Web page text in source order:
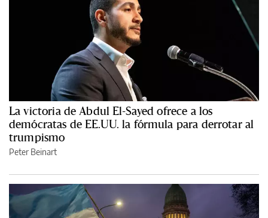
La victoria de Abdul El-Sayed ofrece a los
demócratas de EE.UU. la fórmula para derrotar al
trumpismo
Peter Beinart